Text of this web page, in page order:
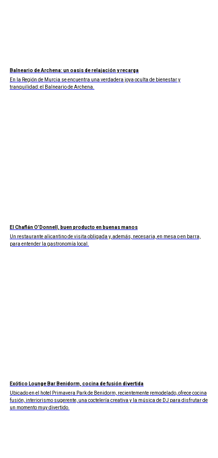
Balneario de Archena: un oasis de relajación y recarga
En la Región de Murcia se encuentra una verdadera joya oculta de bienestar y
tranquilidad: el Balneario de Archena.
El Chaflán O’Donnell, buen producto en buenas manos
Un restaurante alicantino de visita obligada y, además, necesaria, en mesa o en barra,
para entender la gastronomía local.
Exótico Lounge Bar Benidorm, cocina de fusión divertida
Ubicado en el hotel Primavera Park de Benidorm, recientemente remodelado, ofrece cocina
fusión, interiorismo sugerente, una coctelería creativa y la música de DJ para disfrutar de
un momento muy divertido.